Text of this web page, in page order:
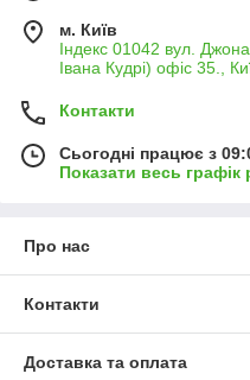
м. Київ
Індекс 01042 вул.
Івана Кудрі) офіс 35.,
Контакти
Сьогодні працює з
Показати весь графік
Про нас
Контакти
Доставка та оплата